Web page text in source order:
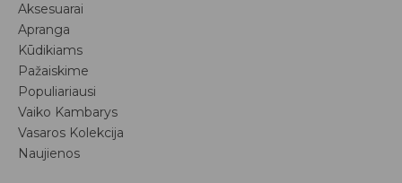
Aksesuarai
Apranga
Kūdikiams
Pažaiskime
Populiariausi
Vaiko Kambarys
Vasaros Kolekcija
Naujienos